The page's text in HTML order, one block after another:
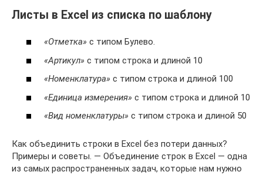
Листы в Excel из списка по шаблону
«Отметка» с типом Булево.
«Артикул» с типом строка и длиной 10
«Номенклатура» с типом строка и длиной 100
«Единица измерения» с типом строка и длиной 10
«Вид номенклатуры» с типом строка и длиной 50
Как объединить строки в Excel без потери данных?
Примеры и советы. — Объединение строк в Excel — одна
из самых распространенных задач, которые нам нужно